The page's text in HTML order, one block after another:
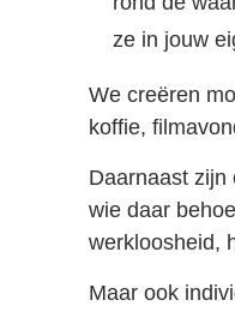
ze in jouw
We creëren
koffie,
Daarnaast zijn
wie daar
werkloosheid,
Maar ook